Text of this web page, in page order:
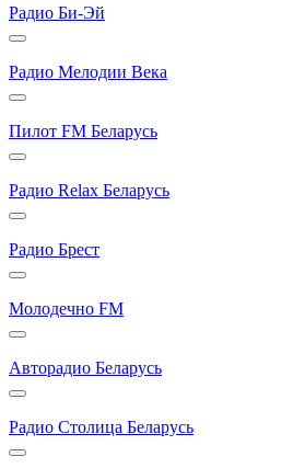
Радио Би-Эй
Радио Мелодии Века
Пилот FM Беларусь
Радио Relax Беларусь
Радио Брест
Молодечно FM
Авторадио Беларусь
Радио Столица Беларусь